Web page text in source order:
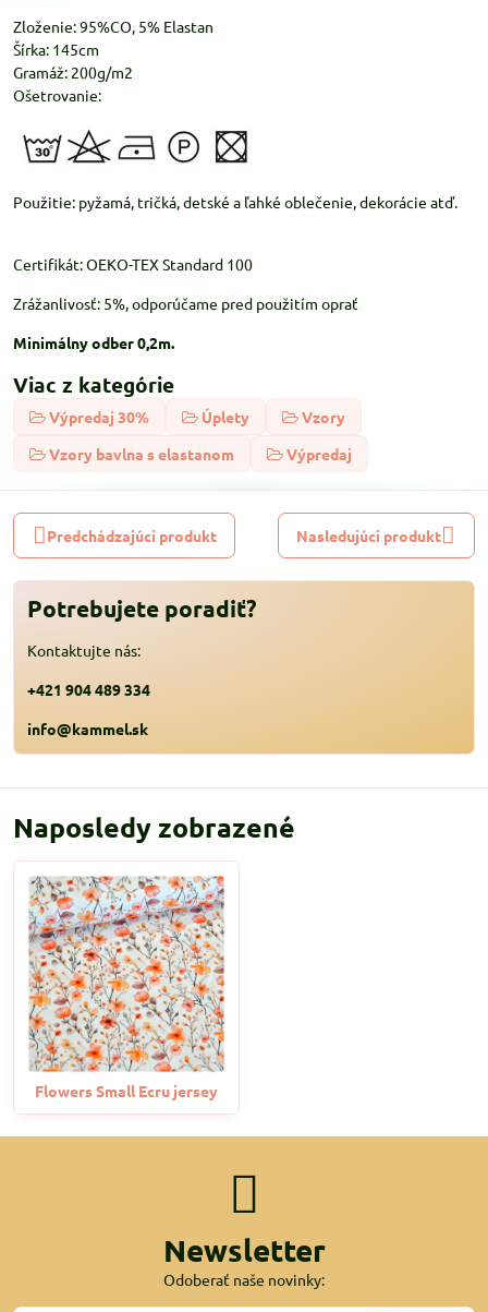
Zloženie: 95%CO, 5% Elastan
Šírka: 145cm
Gramáž: 200g/m2
Ošetrovanie:
Použitie: pyžamá, tričká, detské a ľahké oblečenie, dekorácie atď.
Certifikát: OEKO-TEX Standard 100
Zrážanlivosť: 5%, odporúčame pred použitím oprať
Minimálny odber 0,2m.
Viac z kategórie
Výpredaj 30% Úplety
Vzory
Vzory bavlna s elastanom
Výpredaj
Predchádzajúci produkt Nasledujúci produkt
Potrebujete poradiť?
Kontaktujte nás:
+421 904 489 334
info@kammel.sk
Naposledy zobrazené
Flowers Small Ecru jersey
Newsletter
Odoberať naše novinky: